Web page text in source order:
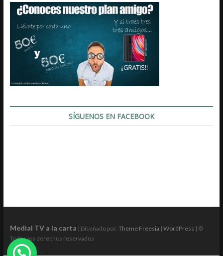
SÍGUENOS EN FACEBOOK
Medial TV a la carta | Diseñado por: Theme Freesia | WordPress | ©
Todos los derechos reservados